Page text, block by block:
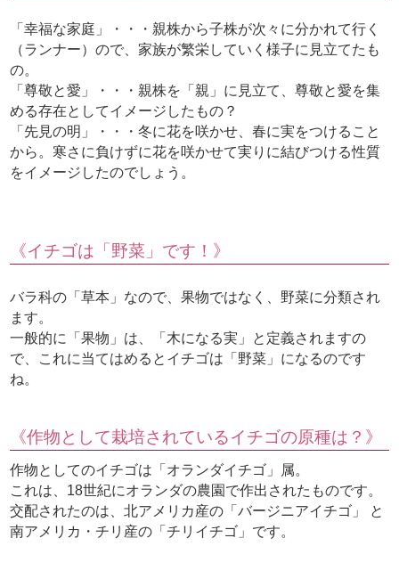
「幸福な家庭」・・・親株から子株が次々に分かれて行く
（ランナー）ので、家族が繁栄していく様子に見立てたも
の。
「尊敬と愛」・・・親株を「親」に見立て、尊敬と愛を集
める存在としてイメージしたもの？
「先見の明」・・・冬に花を咲かせ、春に実をつけること
から。寒さに負けずに花を咲かせて実りに結びつける性質
をイメージしたのでしょう。
《イチゴは「野菜」です！》
バラ科の「草本」なので、果物ではなく、野菜に分類され
ます。
一般的に「果物」は、「木になる実」と定義されますの
で、これに当てはめるとイチゴは「野菜」になるのです
ね。
《作物として栽培されているイチゴの原種は？》
作物としてのイチゴは「オランダイチゴ」属。
これは、18世紀にオランダの農園で作出されたものです。
交配されたのは、北アメリカ産の「バージニアイチゴ」 と
南アメリカ・チリ産の「チリイチゴ」です。